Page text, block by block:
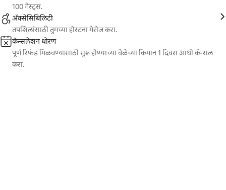
100 गेस्ट्स.
ॲक्सेसिबिलिटी
तपशिलांसाठी तुमच्या होस्टना मेसेज करा.
कॅन्सलेशन धोरण
पूर्ण रिफंड मिळवण्यासाठी सुरू होण्याच्या वेळेच्या किमान 1 दिवस आधी कॅन्सल
करा.